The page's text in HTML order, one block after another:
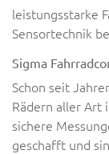
leistungsstarke
Sensortechnik
Sigma
Schon seit
Rädern aller Art
sichere
geschafft und